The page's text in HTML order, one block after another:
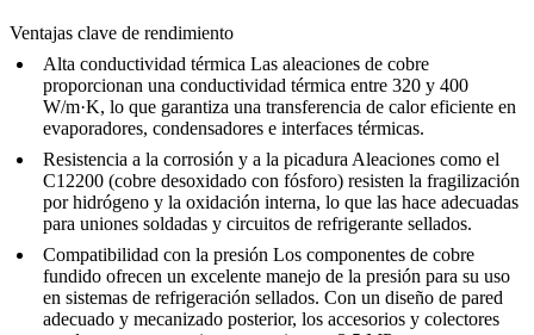
Ventajas clave de rendimiento
Alta conductividad térmica Las aleaciones de cobre
proporcionan una conductividad térmica entre 320 y 400
W/m·K, lo que garantiza una transferencia de calor eficiente en
evaporadores, condensadores e interfaces térmicas.
Resistencia a la corrosión y a la picadura Aleaciones como el
C12200 (cobre desoxidado con fósforo) resisten la fragilización
por hidrógeno y la oxidación interna, lo que las hace adecuadas
para uniones soldadas y circuitos de refrigerante sellados.
Compatibilidad con la presión Los componentes de cobre
fundido ofrecen un excelente manejo de la presión para su uso
en sistemas de refrigeración sellados. Con un diseño de pared
adecuado y mecanizado posterior, los accesorios y colectores